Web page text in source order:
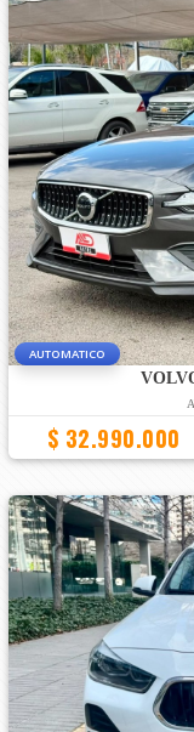
AUTOMATICO
$ 32.990.000